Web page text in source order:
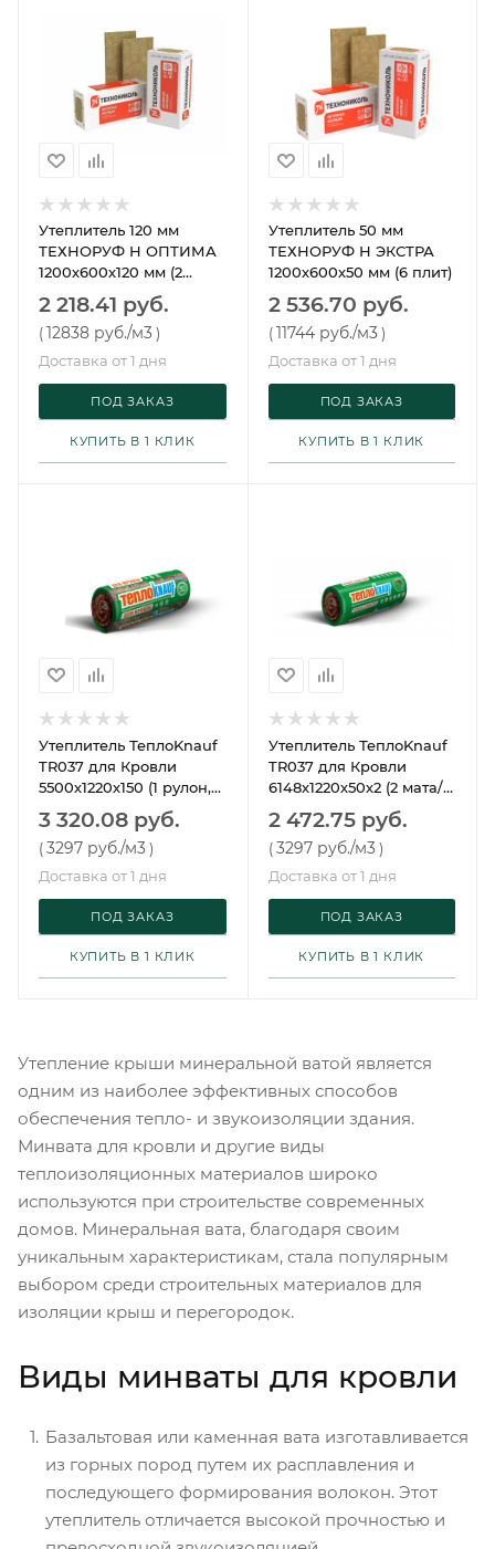
Утеплитель 120 мм
ТЕХНОРУФ Н ОПТИМА
1200х600х120 мм (2
2 218.41 руб.
(12838 руб./м3 )
Доставка от 1 дня
ПОД ЗАКАЗ
КУПИТЬ В 1 КЛИК
Утеплитель 50 мм
ТЕХНОРУФ Н ЭКСТРА
1200х600х50 мм (6 плит)
2 536.70 руб.
(11744 руб./м3 )
Доставка от 1 дня
ПОД ЗАКАЗ
КУПИТЬ В 1 КЛИК
Утеплитель ТеплоKnauf
TR037 для Кровли
5500х1220х150 (1 рулон,
6,7 м2, 1,007 м3, 24 упак/
пал)
3 320.08 руб.
(3297 руб./м3 )
Доставка от 1 дня
ПОД ЗАКАЗ
КУПИТЬ В 1 КЛИК
Утеплитель ТеплоKnauf
TR037 для Кровли
6148х1220х50х2 (2 мата/
рулон, 15 м2, 0,75 м3, 32
упак/пал)
2 472.75 руб.
(3297 руб./м3 )
Доставка от 1 дня
ПОД ЗАКАЗ
КУПИТЬ В 1 КЛИК
Утепление крыши минеральной ватой является
одним из наиболее эффективных способов
обеспечения тепло- и звукоизоляции здания.
Минвата для кровли и другие виды
теплоизоляционных материалов широко
используются при строительстве современных
домов. Минеральная вата, благодаря своим
уникальным характеристикам, стала популярным
выбором среди строительных материалов для
изоляции крыш и перегородок.
Виды минваты для кровли
Базальтовая или каменная вата изготавливается
из горных пород путем их расплавления и
последующего формирования волокон. Этот
утеплитель отличается высокой прочностью и